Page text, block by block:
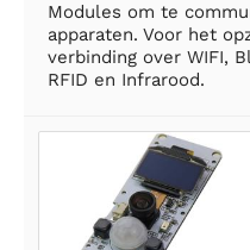
Modules om te
apparaten. Voor het
verbinding over WIFI,
RFID en Infrarood.